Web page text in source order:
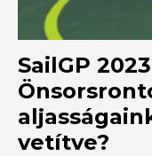
SailGP
vetítve?